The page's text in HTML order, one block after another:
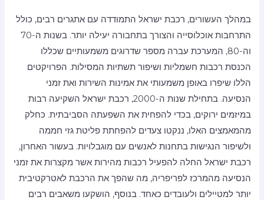
במהלך העשורים, רכבת ישראל התמודדה עם אתגרים רבים, כולל
התרחבות אוכלוסייה והצורך בתחבורה יעילה יותר. בשנות ה-70
וה-80, המערכת עברה מספר שדרוגים משמעותיים שכללו
הכנסת רכבות חשמליות ושיפור תשתיות המסילות. הפרויקטים
הללו שיפרו באופן משמעותי את אמינות השירות ואת זמני
הנסיעה. בתחילת שנות ה-2000, רכבת ישראל השקיעה רבות
במיזמים ירוקים, בכדי להפחית את השפעתה הסביבתית. כחלק
מהמאמצים האלו, ננקטו צעדים להפחתת פליטת גזי חממה
ולשיפור הנגישות בתחנות לאנשים עם מוגבלויות. בעשור האחרון,
רכבת ישראל החלה להפעיל רכבות מהירות אשר מקצרות את זמני
הנסיעה מהמרכז לפריפריה, מה שהפך את הרכבת לאטרקטיבית
יותר למטיילים ולעובדים כאחד. בנוסף, הושקעו משאבים רבים